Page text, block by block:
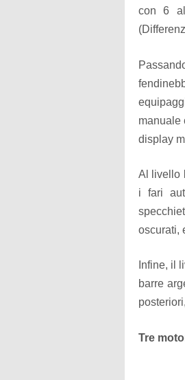
con 6
manuale
display
Al livello
i fari
oscurati,
Infine, il
barre
Tre